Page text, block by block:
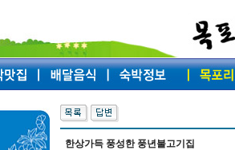
한상가득 풍성한 풍년불고기집